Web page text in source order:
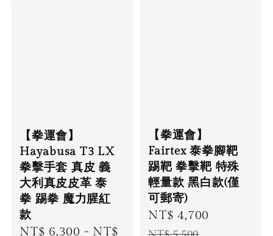
【拳運會】
Hayabusa T3 LX
拳擊手套 真皮 義
大利真皮皮革 泰
拳 踢拳 魔力腥紅
款
Sale
NT$ 6,300 - NT$
【拳運會】
Fairtex 泰拳腳靶
踢靶 拳擊靶 特殊
輕量款 黑白款(僅
可郵寄)
Sale
NT$ 4,700